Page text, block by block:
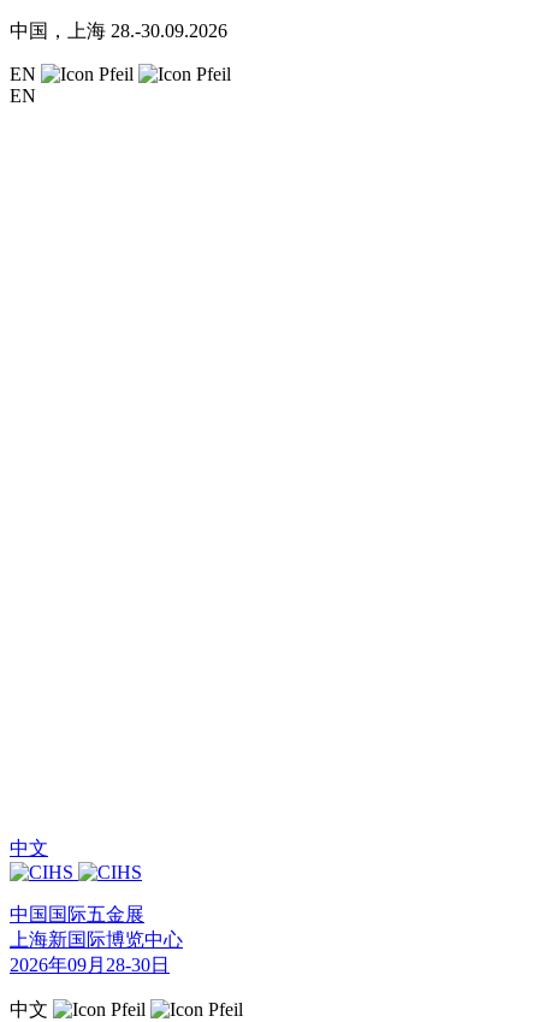
中国，上海 28.-30.09.2026
EN
EN
中文
中国国际五金展
上海新国际博览中心
2026年09月28-30日
中文